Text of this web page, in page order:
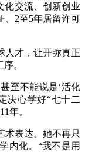
化交流、创新创业
、2至5年居留许可
才，让开弥真正
。
至不能说是‘活化
决心学好“七十二
年。
表达。她不再只
内化。“我不是用